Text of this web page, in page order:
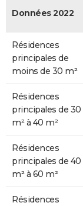
Données 2022
Résidences
principales de
moins de 30 m²
Résidences
principales de 30
m² à 40 m²
Résidences
principales de 40
m² à 60 m²
Résidences